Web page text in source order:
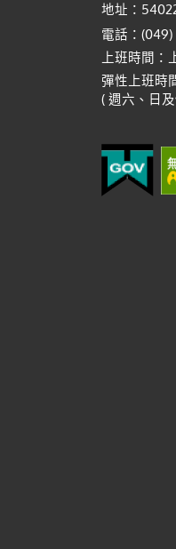
地址：
電話：(049)
上班時間：
彈性上班時
( 週六、日